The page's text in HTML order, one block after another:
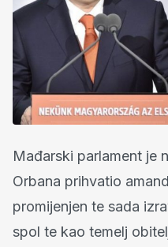
Mađarski parlament je
Orbana prihvatio
promijenjen te sada
spol te kao temelj